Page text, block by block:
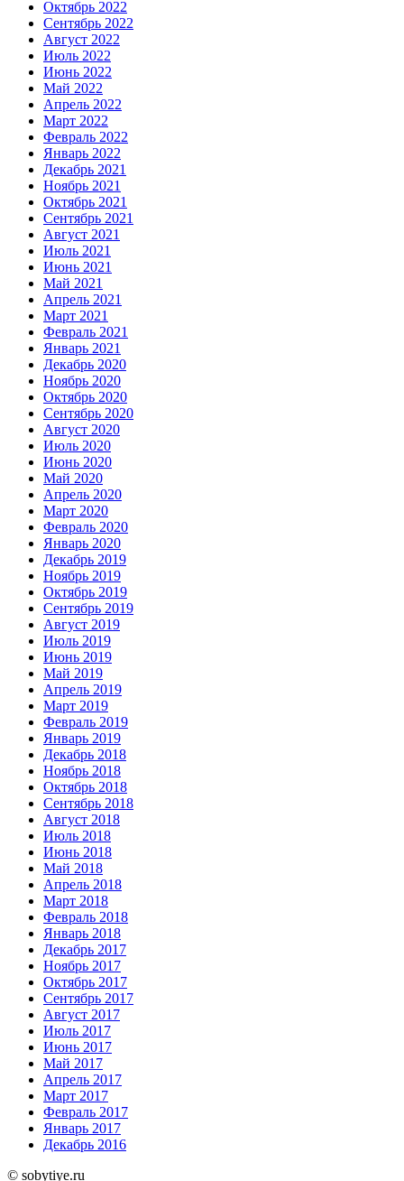
Октябрь 2022
Сентябрь 2022
Август 2022
Июль 2022
Июнь 2022
Май 2022
Апрель 2022
Март 2022
Февраль 2022
Январь 2022
Декабрь 2021
Ноябрь 2021
Октябрь 2021
Сентябрь 2021
Август 2021
Июль 2021
Июнь 2021
Май 2021
Апрель 2021
Март 2021
Февраль 2021
Январь 2021
Декабрь 2020
Ноябрь 2020
Октябрь 2020
Сентябрь 2020
Август 2020
Июль 2020
Июнь 2020
Май 2020
Апрель 2020
Март 2020
Февраль 2020
Январь 2020
Декабрь 2019
Ноябрь 2019
Октябрь 2019
Сентябрь 2019
Август 2019
Июль 2019
Июнь 2019
Май 2019
Апрель 2019
Март 2019
Февраль 2019
Январь 2019
Декабрь 2018
Ноябрь 2018
Октябрь 2018
Сентябрь 2018
Август 2018
Июль 2018
Июнь 2018
Май 2018
Апрель 2018
Март 2018
Февраль 2018
Январь 2018
Декабрь 2017
Ноябрь 2017
Октябрь 2017
Сентябрь 2017
Август 2017
Июль 2017
Июнь 2017
Май 2017
Апрель 2017
Март 2017
Февраль 2017
Январь 2017
Декабрь 2016
© sobytiye.ru